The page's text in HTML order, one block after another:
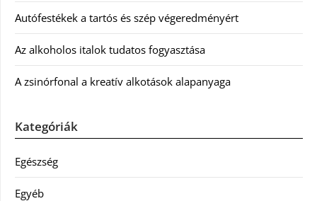
Autófestékek a tartós és szép végeredményért
Az alkoholos italok tudatos fogyasztása
A zsinórfonal a kreatív alkotások alapanyaga
Kategóriák
Egészség
Egyéb